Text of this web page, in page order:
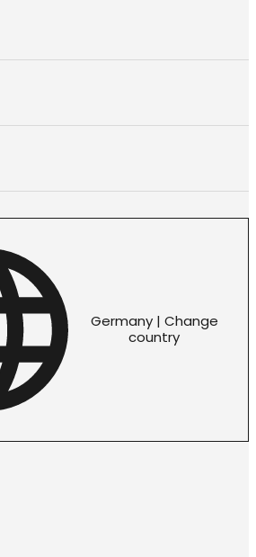
Germany | Change
country